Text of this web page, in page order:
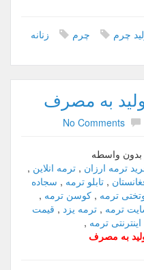
ع
و
د
ن
د
ه
چ
چرم چرم
زنانه
به مصرف
No Comments
بدون واسطه
ترمه ارزان , ترمه انلاین ,
, تابلو ترمه , سجاده
ترمه , کوسن ترمه ,
ترمه , ترمه یزد , قیمت
ترمه ,
به مصرف